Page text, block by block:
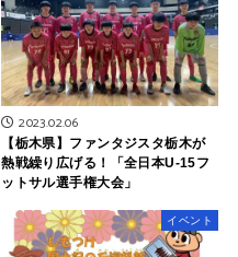
2023.02.06
【栃木県】ファンタジスタ栃木が
熱戦繰り広げる！「全日本U-15フ
ットサル選手権大会」
イベント